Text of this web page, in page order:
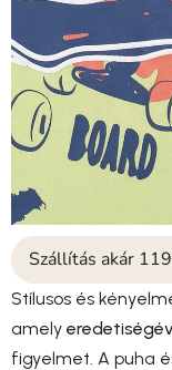
Szállítás akár
Stílusos és
amely
figyelmet. A puha